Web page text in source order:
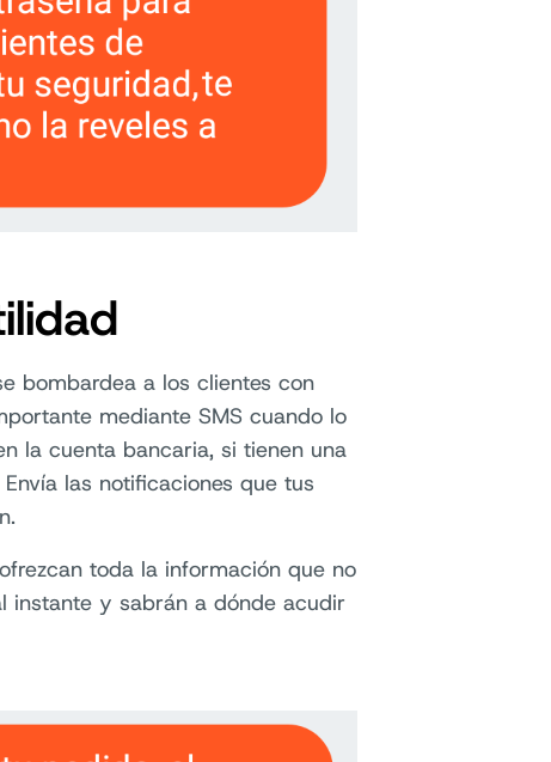
bombardea a los clientes con
mediante SMS cuando lo
la cuenta bancaria, si tienen una
las notificaciones que tus
toda la información que no
instante y sabrán a dónde acudir